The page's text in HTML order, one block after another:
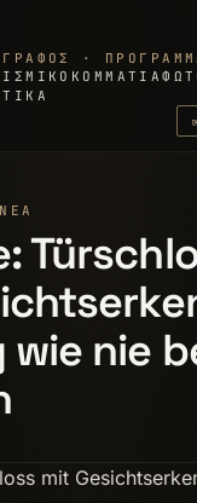
·
ΚΟΜΜΆΤΙΑ
nie